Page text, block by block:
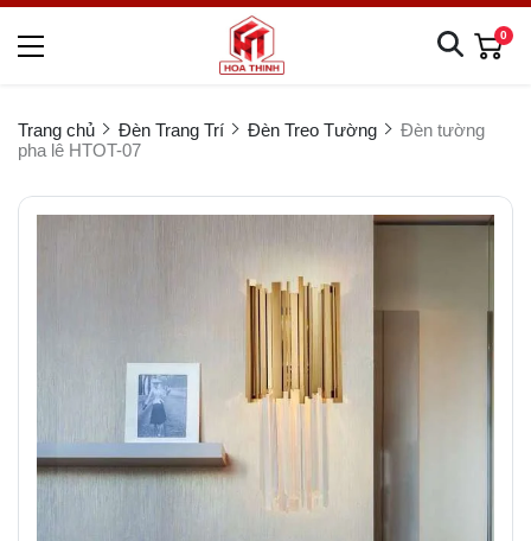
0
Trang chủ Đèn Trang Trí Đèn Treo Tường
Đèn tường
pha lê HTOT-07